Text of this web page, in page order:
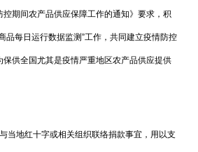
期间农产品供应保障工作的通知》要求，积
品每日运行数据监测”工作，共同建立疫情防控
供全国尤其是疫情严重地区农产品供应提供
地红十字或相关组织联络捐款事宜，用以支